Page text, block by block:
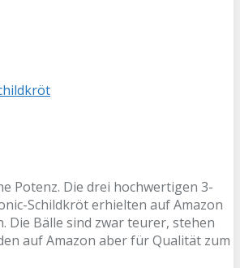
Potenz. Die drei hochwertigen 3-
Schildkröt erhielten auf Amazon
Die Bälle sind zwar teurer, stehen
auf Amazon aber für Qualität zum